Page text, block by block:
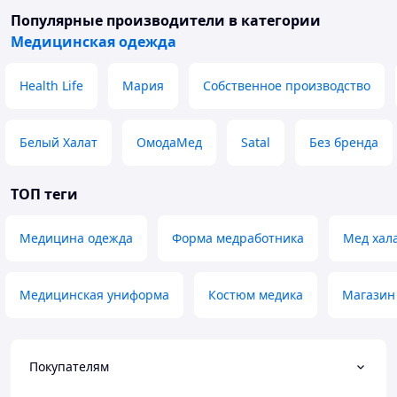
Популярные производители в категории
Медицинская одежда
Health Life Мария Собственное производство
Белый Халат ОмодаМед Satal Без бренда
ТОП теги
Медицина одежда Форма медработника Мед
Медицинская униформа Костюм медика
Покупателям